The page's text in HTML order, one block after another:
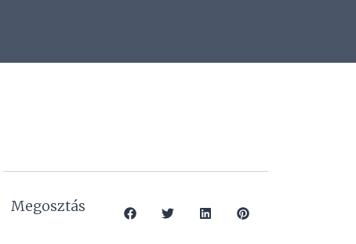
Megosztás